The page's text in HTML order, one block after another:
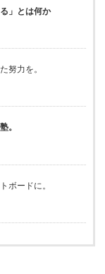
」とは何か
努力を。
。
ボードに。